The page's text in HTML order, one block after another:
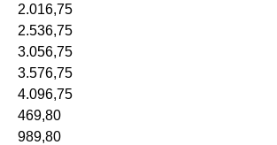
2.016,75
2.536,75
3.056,75
3.576,75
4.096,75
469,80
989,80